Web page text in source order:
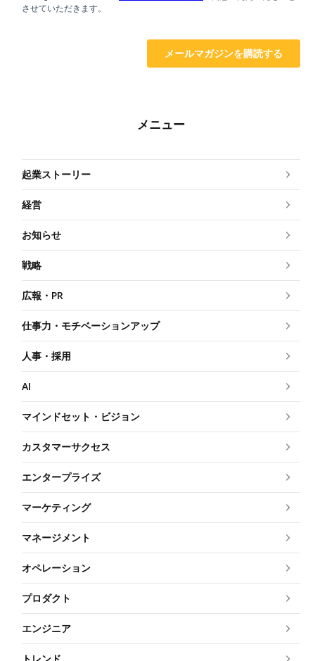
メニュー
起業ストーリー
経営
お知らせ
戦略
広報・PR
仕事力・モチベーションアップ
人事・採用
AI
マインドセット・ビジョン
カスタマーサクセス
エンタープライズ
マーケティング
マネージメント
オペレーション
プロダクト
エンジニア